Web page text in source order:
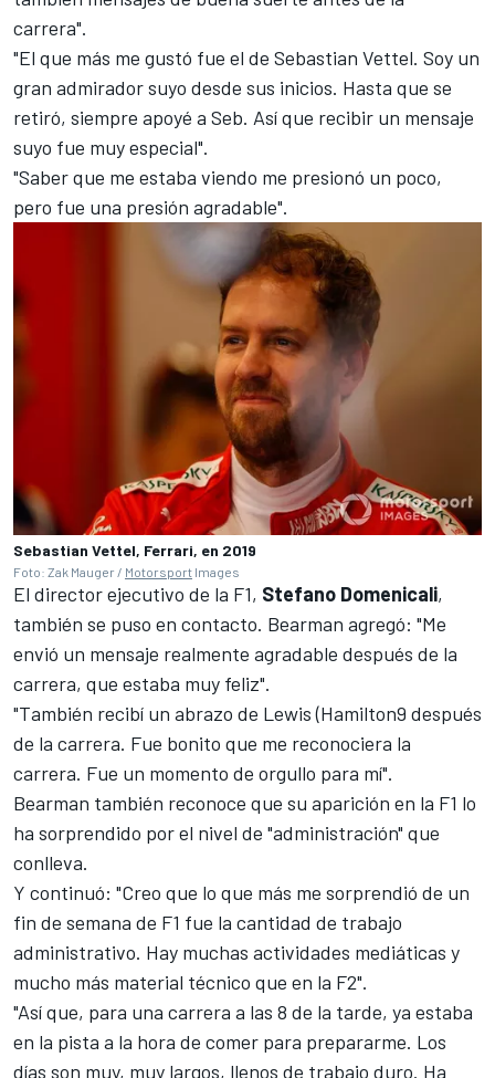
carrera".
"El que más me gustó fue el de Sebastian Vettel. Soy un
gran admirador suyo desde sus inicios. Hasta que se
retiró, siempre apoyé a Seb. Así que recibir un mensaje
suyo fue muy especial".
"Saber que me estaba viendo me presionó un poco,
pero fue una presión agradable".
Sebastian Vettel, Ferrari, en 2019
Foto: Zak Mauger / Motorsport Images
El director ejecutivo de la F1, Stefano Domenicali,
también se puso en contacto. Bearman agregó: "Me
envió un mensaje realmente agradable después de la
carrera, que estaba muy feliz".
"También recibí un abrazo de Lewis (Hamilton9 después
de la carrera. Fue bonito que me reconociera la
carrera. Fue un momento de orgullo para mí".
Bearman también reconoce que su aparición en la F1 lo
ha sorprendido por el nivel de "administración" que
conlleva.
Y continuó: "Creo que lo que más me sorprendió de un
fin de semana de F1 fue la cantidad de trabajo
administrativo. Hay muchas actividades mediáticas y
mucho más material técnico que en la F2".
"Así que, para una carrera a las 8 de la tarde, ya estaba
en la pista a la hora de comer para prepararme. Los
días son muy, muy largos, llenos de trabajo duro. Ha